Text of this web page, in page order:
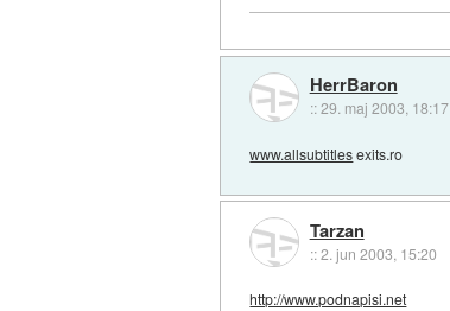
HerrBaron
::29. maj 2003, 18:17
www.allsubtitlesexits.ro
Tarzan
::2. jun 2003, 15:20
http://www.podnapisi.net